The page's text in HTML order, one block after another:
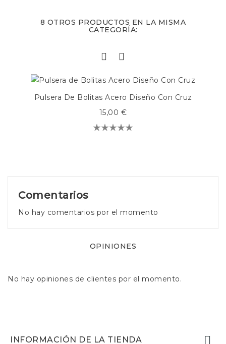
8 OTROS PRODUCTOS EN LA MISMA
CATEGORÍA:
Pulsera De Bolitas Acero Diseño Con Cruz
15,00 €
Comentarios
No hay comentarios por el momento
OPINIONES
No hay opiniones de clientes por el momento.
INFORMACIÓN DE LA TIENDA 